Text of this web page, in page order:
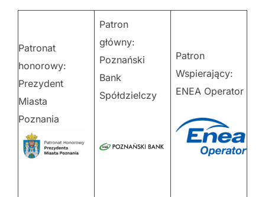
Patronat
honorowy:
Prezydent
Miasta
Poznania
Patron
główny:
Poznański
Bank
Spółdzielczy
Patron
Wspierający:
ENEA Operator